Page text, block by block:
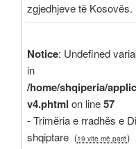
zgjedhjeve të Kosovës.
Notice: Undefined
in
/home/shqiperia/
v4.phtml on line57
- Trimëria e rradhës e
shqiptare (19 vite më parë)